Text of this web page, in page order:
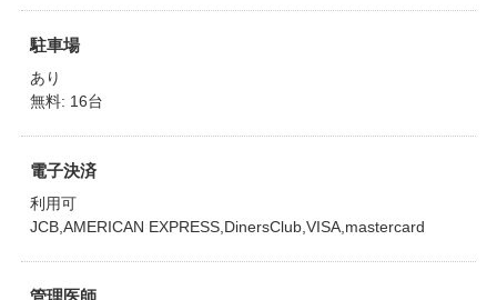
駐車場
あり
無料: 16台
電子決済
利用可
JCB,AMERICAN EXPRESS,DinersClub,VISA,mastercard
管理医師